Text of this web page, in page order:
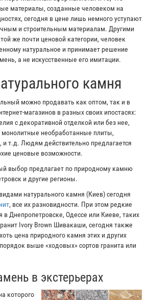
материалы, созданные человеком на
сегодня в цене лишь немного уступают
и строительным материалам. Другими
же почти ценовой категории, человек
натуральное и принимает решение
а не искусственные его имитации.
камня
можно продавать как оптом, так и в
магазинов в разных своих ипостасях:
с декоративной отделкой или без нее,
монолитные необработанные плиты,
т.д. Людям действительно предлагается
ценовые возможности.
выбор предлагает по природному камню
и другие регионы.
натурального камня (Киев) сегодня
, все их разновидности. При этом редкие
Днепропетровске, Одессе или Киеве, таких
Ivory Brown Шивакаши, сегодня также
цена природного камня этих и других
выше «ходовых» сортов гранита или
в экстерьерах
которого